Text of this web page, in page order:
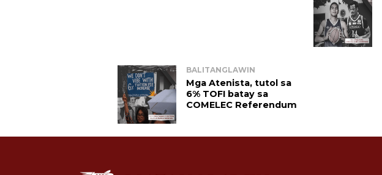
BALITANGLAWIN
Mga Atenista, tutol sa
6% TOFI batay sa
COMELEC Referendum